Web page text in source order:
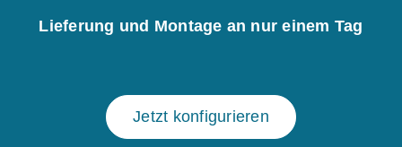
Lieferung und Montage an nur einem Tag
Jetzt konfigurieren